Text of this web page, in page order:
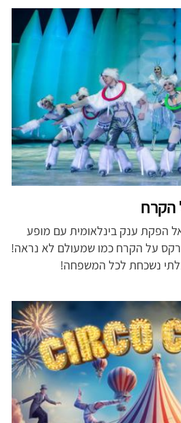
בישראל הפקת ענק בינלאומית עם מופע
על הקרח כמו שמעולם לא נראה!
נשכחת לכל המשפחה!